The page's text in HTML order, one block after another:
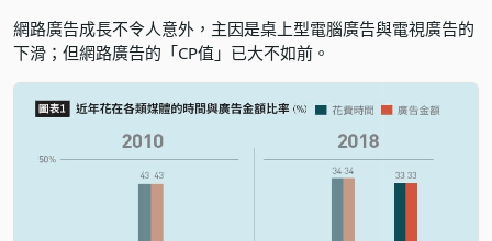
網路廣告成長不令人意外，主因是桌上型電腦廣告與電視廣告的
下滑；但網路廣告的「CP值」已大不如前。